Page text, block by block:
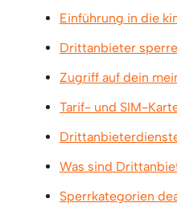
Einführung in die
Drittanbieter
Zugriff auf dein
Tarif- und SIM-
Was sind
Sperrkategorien